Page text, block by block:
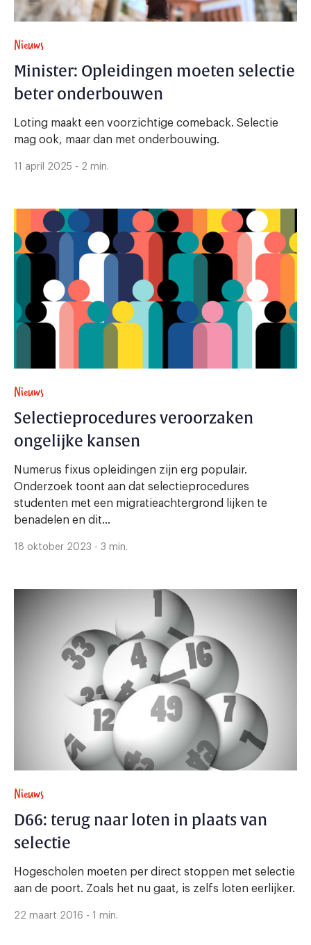
Nieuws
Minister: Opleidingen moeten selectie
beter onderbouwen
Loting maakt een voorzichtige comeback. Selectie
mag ook, maar dan met onderbouwing.
11 april 2025 - 2 min.
Nieuws
​​Selectieprocedures veroorzaken
ongelijke kansen
Numerus fixus opleidingen zijn erg populair.
Onderzoek toont aan dat selectieprocedures
studenten met een migratieachtergrond lijken te
benadelen en dit...
18 oktober 2023 - 3 min.
Nieuws
D66: terug naar loten in plaats van
selectie
Hogescholen moeten per direct stoppen met selectie
aan de poort. Zoals het nu gaat, is zelfs loten eerlijker.
22 maart 2016 - 1 min.